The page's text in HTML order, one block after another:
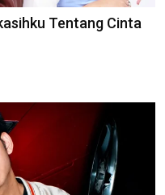
Tentang Cinta